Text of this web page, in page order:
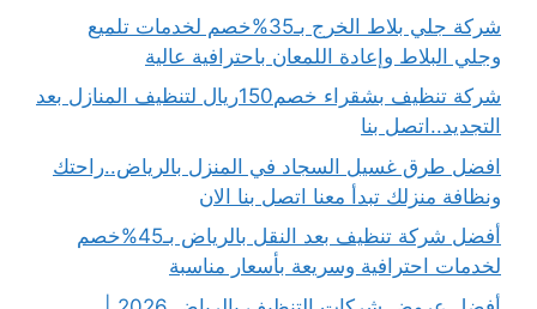
شركة جلي بلاط الخرج بـ35%خصم لخدمات تلميع
وجلي البلاط وإعادة اللمعان باحترافية عالية
شركة تنظيف بشقراء خصم150ريال لتنظيف المنازل بعد
التجديد..اتصل بنا
افضل طرق غسيل السجاد في المنزل بالرياض..راحتك
ونظافة منزلك تبدأ معنا اتصل بنا الان
أفضل شركة تنظيف بعد النقل بالرياض بـ45%خصم
لخدمات احترافية وسريعة بأسعار مناسبة